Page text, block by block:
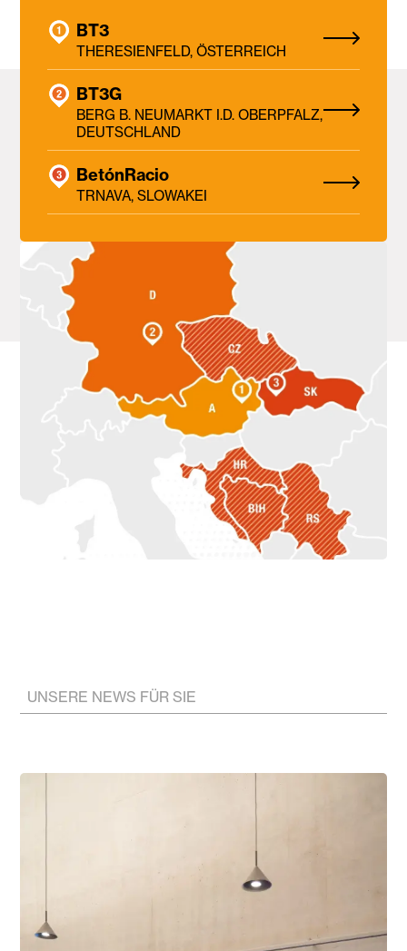
BT3
THERESIENFELD, ÖSTERREICH
BT3G
BERG B. NEUMARKT I.D. OBERPFALZ,
DEUTSCHLAND
BetónRacio
TRNAVA, SLOWAKEI
UNSERE NEWS FÜR SIE